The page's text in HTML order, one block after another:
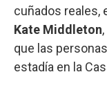
cuñados reales,
Kate Middleton
que las
estadía en la